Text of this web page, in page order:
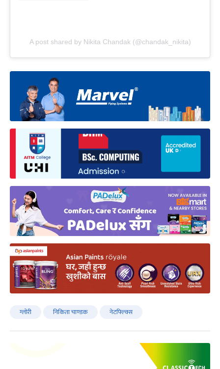
A post shared by Nikita Chandak (@chandak_nikita)
ग्लोरी निकिता चाण्डक नेटफ्ल्क्सि